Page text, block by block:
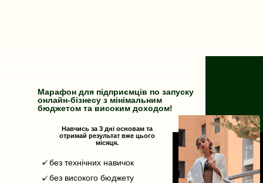
Марафон для підприємців по запуску
онлайн-бізнесу з мінімальним
бюджетом та високим доходом!
Навчись за 3 дні основам та
отримай результат вже цього
місяця.
без технічних навичок
без високого бюджету